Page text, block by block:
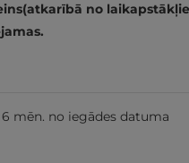
no
6 mēn. no iegādes datuma